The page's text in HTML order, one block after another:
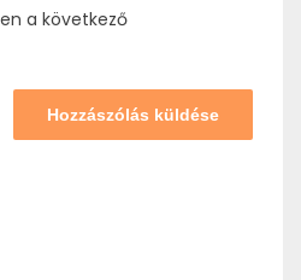
a következő